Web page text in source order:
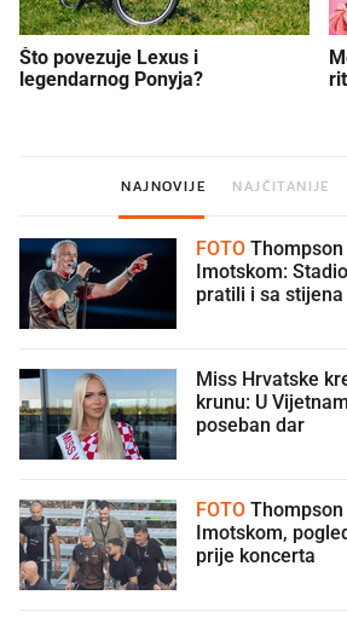
Što povezuje Lexus i
legendarnog Ponyja?
NAJNOVIJE NAJČITANIJE
FOTO
Imotskom:
pratili i sa stijena
Miss Hrvatske
krunu: U
poseban dar
FOTO
Imotskom,
prije koncerta